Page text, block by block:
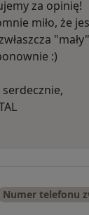
za opinię!
miło, że
:)
Numer telefonu